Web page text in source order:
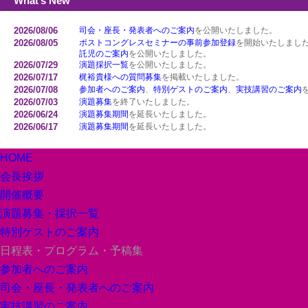
2026/08/06 司会・座長・発表者へのご案内を公開いたしました。
2026/08/05 ポストコングレスセミナーの事前参加登録を開始いたしました
託児のご案内を公開いたしました。
2026/07/29 演題採択一覧を公開いたしました。
2026/07/17 梶裕貴様への質問募集を掲載いたしました。
2026/07/08 参加者へのご案内、 特別ゲストのご案内、 実技講習のご案内
2026/07/03 演題募集を終了いたしました。
2026/06/24 演題募集期間を延長いたしました。
2026/06/17 演題募集期間を延長いたしました。
2026/06/09 演題募集期間を延長いたしました。
2026/05/28
2026/05/13
2026/04/07
2026/02/20
2025/12/26 協賛申込
ホームページを公開いたしました。
HOME
会長挨拶
開催概要
演題募集・採択一覧
特別ゲストのご案内
日程表・プログラム・予稿集
参加者へのご案内
司会・座長・発表者へのご案内